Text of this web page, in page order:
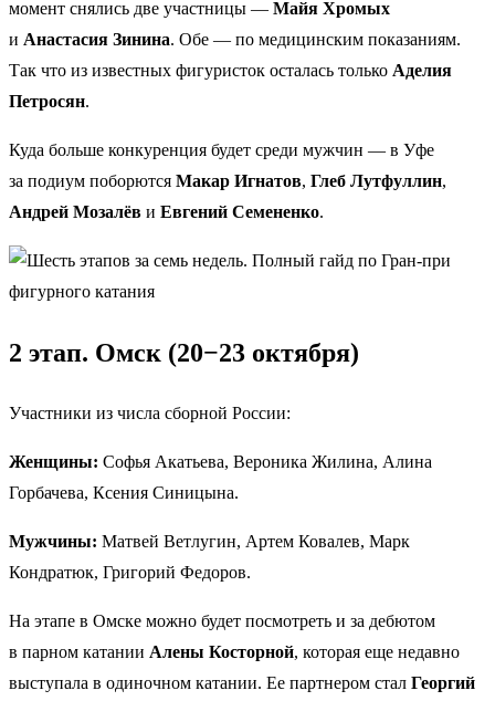
момент снялись две участницы — Майя Хромых
и Анастасия Зинина. Обе — по медицинским показаниям.
Так что из известных фигуристок осталась только Аделия
Петросян.
Куда больше конкуренция будет среди мужчин — в Уфе
за подиум поборются Макар Игнатов, Глеб Лутфуллин,
Андрей Мозалёв и Евгений Семененко.
2 этап. Омск (20−23 октября)
Участники из числа сборной России:
Женщины: Софья Акатьева, Вероника Жилина, Алина
Горбачева, Ксения Синицына.
Мужчины: Матвей Ветлугин, Артем Ковалев, Марк
Кондратюк, Григорий Федоров.
На этапе в Омске можно будет посмотреть и за дебютом
в парном катании Алены Косторной, которая еще недавно
выступала в одиночном катании. Ее партнером стал Георгий